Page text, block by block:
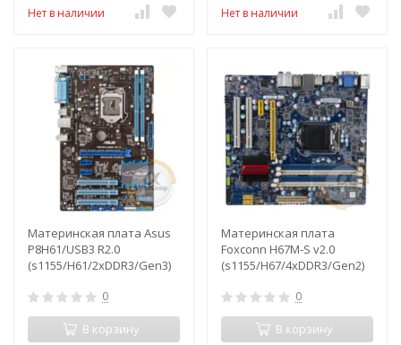
Нет в наличии Нет в наличии
Материнская плата Asus
P8H61/USB3 R2.0
(s1155/H61/2xDDR3/Gen3)
0
В корзину
Материнская плата
Foxconn H67M-S v2.0
(s1155/H67/4xDDR3/Gen2)
0
В корзину